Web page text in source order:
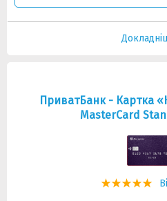
ПриватБанк - Картка
MasterCard